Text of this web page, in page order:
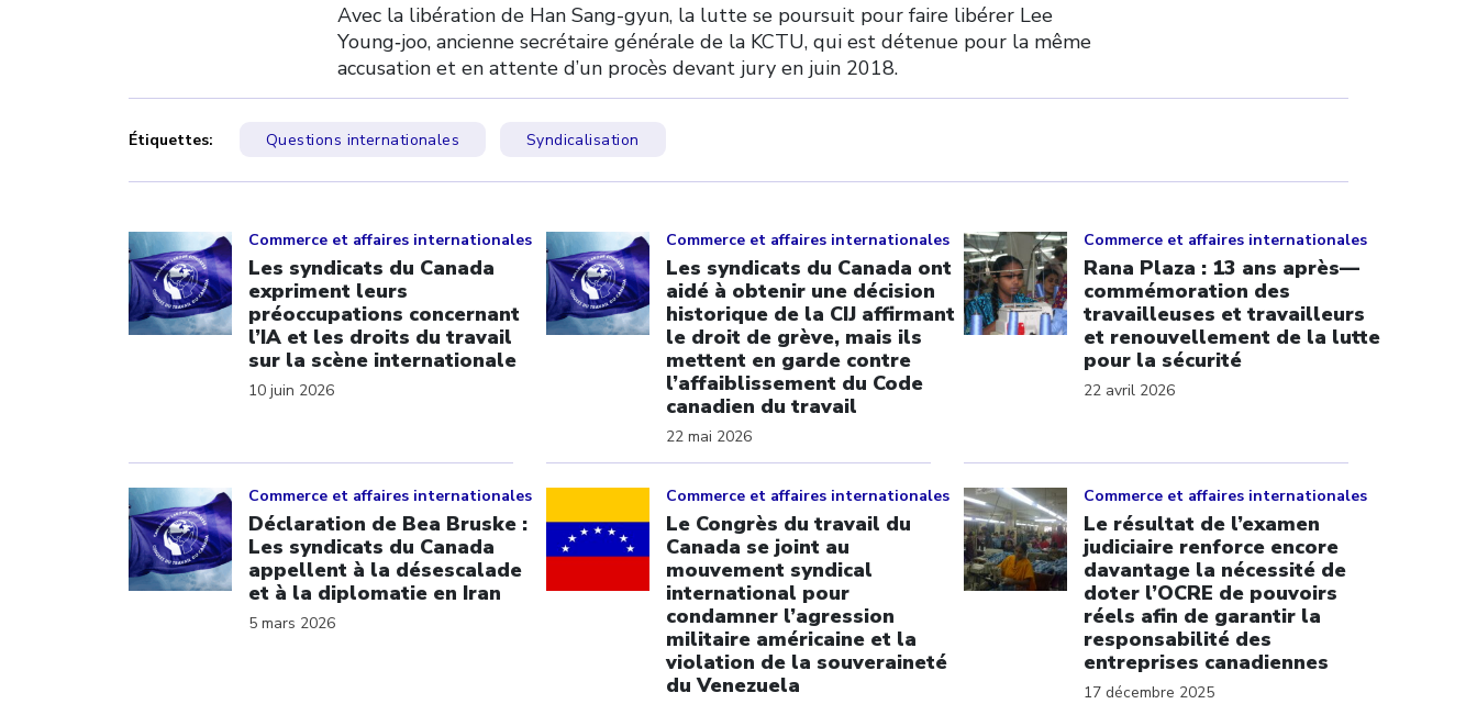
Avec la libération de Han Sang-gyun, la lutte se poursuit pour faire libérer Lee
Young‑joo, ancienne secrétaire générale de la KCTU, qui est détenue pour la même
accusation et en attente d’un procès devant jury en juin 2018.
Étiquettes: Questions internationales Syndicalisation
Commerce et affaires internationales
Les syndicats du Canada
expriment leurs
préoccupations concernant
l’IA et les droits du travail
sur la scène internationale
10 juin 2026
Commerce et affaires internationales
Les syndicats du Canada ont
aidé à obtenir une décision
historique de la CIJ affirmant
le droit de grève, mais ils
mettent en garde contre
l’affaiblissement du Code
canadien du travail
22 mai 2026
Commerce et affaires internationales
Rana Plaza : 13 ans après—
commémoration des
travailleuses et travailleurs
et renouvellement de la lutte
pour la sécurité
22 avril 2026
Commerce et affaires internationales
Déclaration de Bea Bruske :
Les syndicats du Canada
appellent à la désescalade
et à la diplomatie en Iran
5 mars 2026
Commerce et affaires internationales
Le Congrès du travail du
Canada se joint au
mouvement syndical
international pour
condamner l’agression
militaire américaine et la
violation de la souveraineté
du Venezuela
Commerce et affaires internationales
Le résultat de l’examen
judiciaire renforce encore
davantage la nécessité de
doter l’OCRE de pouvoirs
réels afin de garantir la
responsabilité des
entreprises canadiennes
17 décembre 2025